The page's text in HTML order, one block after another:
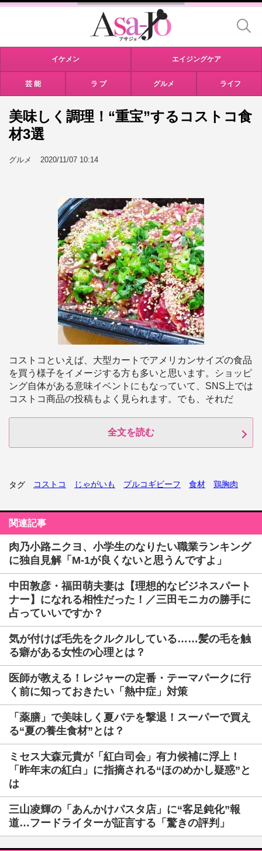
イケメン エイジングケア
芸 能 ラ ブ グルメ ライフ
美味しく調理！“重宝”するコストコ食
材3選
グルメ 2020/11/07 10:14
コストコといえば、大型カートでアメリカンサイズの食品
を買う様子をイメージする方も多いと思います。ショッピ
ング自体がある意味イベントにもなっていて、SNS上では
コストコ商品の投稿もよく見られます。でも、それだ
全文を読む
タグ コストコ じゃがいも プルコギビーフ 食材 鶏胸肉
関連記事
肉乃小路ニクヨ、小学生のなりたい職業ランキング
に独自見解「M-1が良くないと思うんですよ」
中田敦彦・福田萌夫妻は【理想的なビジネスパート
ナー】になれる相性だった！／三田モニカの勝手に
占っていいですか？
気が付けば毛先をクルクルしている……髪の毛を触
る癖がある女性の心理とは？
医師が教える！レジャーの定番・テーマパークに行
く前に知っておきたい「熱中症」対策
「薬膳」で美味しく夏バテを撃退！スーパーで買え
る“夏の養生食材”とは？
ミセス大森元貴が「紅白司会」有力候補に浮上！
「昨年末の紅白」に指摘される“ほのめかし疑惑”と
は
三山凌輝の「あんかけパスタ店」に“客足鈍化”報
道…フードライターが証言する「驚きの評判」